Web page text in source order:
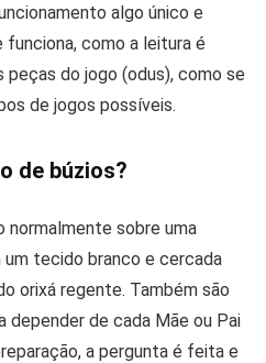
algo único e
como a leitura é
peças do jogo (odus), como se
de jogos possíveis.
de búzios?
normalmente sobre uma
tecido branco e cercada
orixá regente. Também são
de cada Mãe ou Pai
a pergunta é feita e